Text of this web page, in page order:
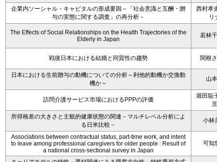
企業内ソーシャル・キャピタルの形成要因－「社会意識と互酬・贈
与の実態に関する調査」の再分析－
西村孝
リ
The Effects of Social Relationships on the Health Trajectories of the
Elderly in Japan
若林
戦後日本における結婚と同質性の趨勢 関根
日本における生前贈与の動機についての分析～利他的動機か交換動
機か～
山
訪問介護サービス市場におけるPPPの評価
堀田聡
亘
所得格差の大きさと主観的健康状態の関連－マルチレベル分析によ
る日米比較－
小林
Associations between contractual status, part-time work, and intent
to leave among professional caregivers for older people : Result of
a national cross-sectional survey in Japan
可知